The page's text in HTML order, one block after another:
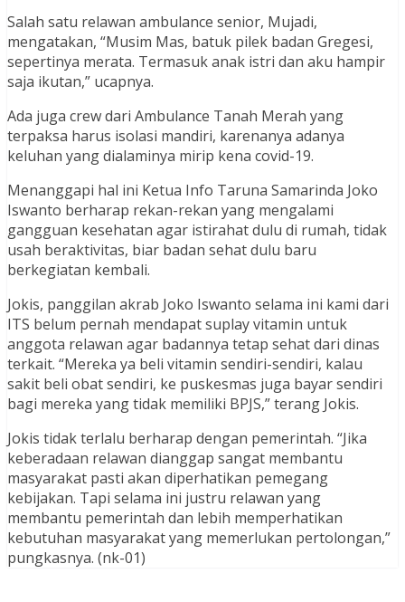
Salah satu relawan ambulance senior, Mujadi,
mengatakan, “Musim Mas, batuk pilek badan Gregesi,
sepertinya merata. Termasuk anak istri dan aku hampir
saja ikutan,” ucapnya.
Ada juga crew dari Ambulance Tanah Merah yang
terpaksa harus isolasi mandiri, karenanya adanya
keluhan yang dialaminya mirip kena covid-19.
Menanggapi hal ini Ketua Info Taruna Samarinda Joko
Iswanto berharap rekan-rekan yang mengalami
gangguan kesehatan agar istirahat dulu di rumah, tidak
usah beraktivitas, biar badan sehat dulu baru
berkegiatan kembali.
Jokis, panggilan akrab Joko Iswanto selama ini kami dari
ITS belum pernah mendapat suplay vitamin untuk
anggota relawan agar badannya tetap sehat dari dinas
terkait. “Mereka ya beli vitamin sendiri-sendiri, kalau
sakit beli obat sendiri, ke puskesmas juga bayar sendiri
bagi mereka yang tidak memiliki BPJS,” terang Jokis.
Jokis tidak terlalu berharap dengan pemerintah. “Jika
keberadaan relawan dianggap sangat membantu
masyarakat pasti akan diperhatikan pemegang
kebijakan. Tapi selama ini justru relawan yang
membantu pemerintah dan lebih memperhatikan
kebutuhan masyarakat yang memerlukan pertolongan,”
pungkasnya. (nk-01)